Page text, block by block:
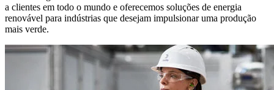
a clientes em todo o mundo e oferecemos soluções de energia
renovável para indústrias que desejam impulsionar uma produção
mais verde.